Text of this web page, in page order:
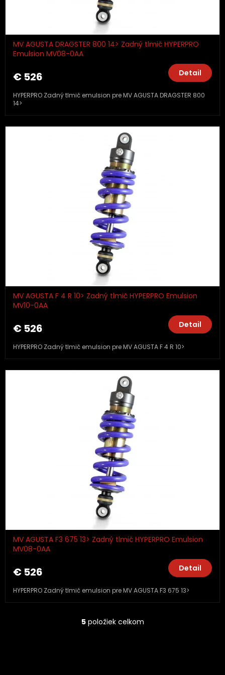
MV AGUSTA DRAGSTER 800 14> Zadný tlmič HYPERPRO
Emulsion MV08-0AA
€ 526 Detail
HYPERPRO Zadný tlmič emulsion pre MV AGUSTA DRAGSTER 800
14>
MV AGUSTA F 4 R 10> Zadný tlmič HYPERPRO Emulsion
MV10-0AA
€ 526 Detail
HYPERPRO Zadný tlmič emulsion pre MV AGUSTA F 4 R 10>
MV AGUSTA F3 675 13> Zadný tlmič HYPERPRO Emulsion
MV08-0AA
€ 526 Detail
HYPERPRO Zadný tlmič emulsion pre MV AGUSTA F3 675 13>
O
5položiek celkom